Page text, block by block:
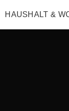
HAUSHALT &